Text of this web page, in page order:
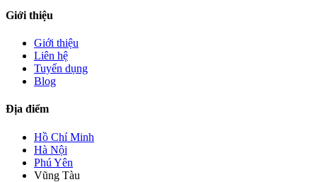
Giới thiệu
Giới thiệu
Liên hệ
Tuyển dụng
Blog
Địa điểm
Hồ Chí Minh
Hà Nội
Phú Yên
Vũng Tàu